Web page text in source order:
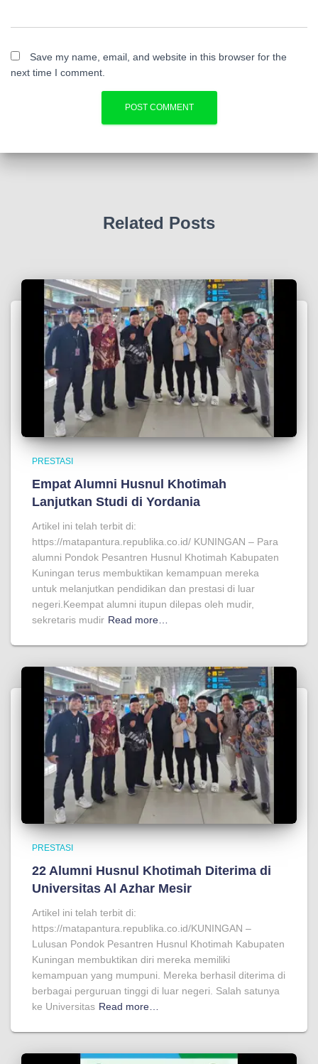
Save my name, email, and website in this browser for the
next time I comment.
Related Posts
PRESTASI
Empat Alumni Husnul Khotimah
Lanjutkan Studi di Yordania
Artikel ini telah terbit di:
https://matapantura.republika.co.id/ KUNINGAN – Para
alumni Pondok Pesantren Husnul Khotimah Kabupaten
Kuningan terus membuktikan kemampuan mereka
untuk melanjutkan pendidikan dan prestasi di luar
negeri.Keempat alumni itupun dilepas oleh mudir,
sekretaris mudir Read more…
PRESTASI
22 Alumni Husnul Khotimah Diterima di
Universitas Al Azhar Mesir
Artikel ini telah terbit di:
https://matapantura.republika.co.id/KUNINGAN –
Lulusan Pondok Pesantren Husnul Khotimah Kabupaten
Kuningan membuktikan diri mereka memiliki
kemampuan yang mumpuni. Mereka berhasil diterima di
berbagai perguruan tinggi di luar negeri. Salah satunya
ke Universitas Read more…